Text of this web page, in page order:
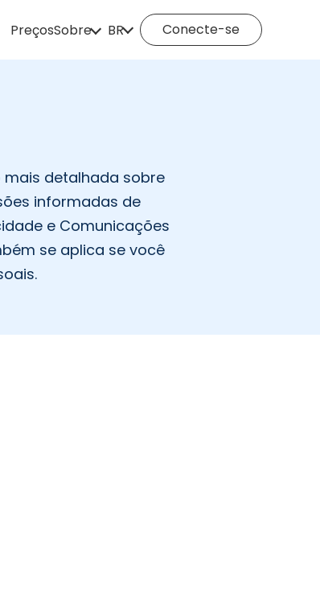
PreçosSobre
BR
Português (Brasil)
Русский
Français
Türkçe
Polski
Svenska
Conecte-se
detalhada sobre
informadas de
e Comunicações
se aplica se você